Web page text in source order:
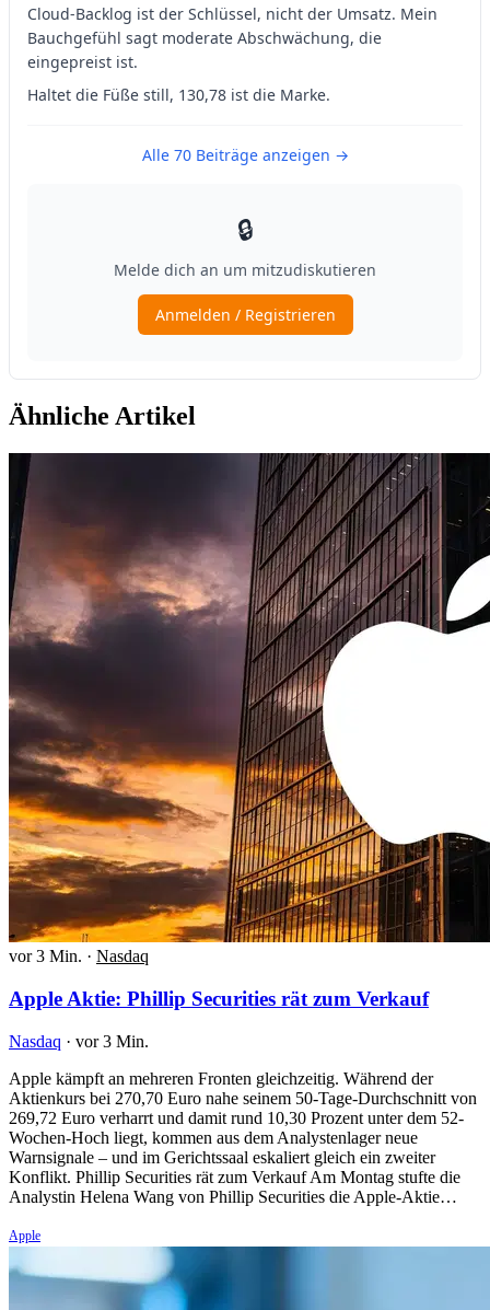
Ähnliche Artikel
vor 3 Min. · Nasdaq
Apple Aktie: Phillip Securities rät zum Verkauf
Nasdaq · vor 3 Min.
Apple kämpft an mehreren Fronten gleichzeitig. Während der
Aktienkurs bei 270,70 Euro nahe seinem 50-Tage-Durchschnitt von
269,72 Euro verharrt und damit rund 10,30 Prozent unter dem 52-
Wochen-Hoch liegt, kommen aus dem Analystenlager neue
Warnsignale – und im Gerichtssaal eskaliert gleich ein zweiter
Konflikt. Phillip Securities rät zum Verkauf Am Montag stufte die
Analystin Helena Wang von Phillip Securities die Apple-Aktie…
Apple